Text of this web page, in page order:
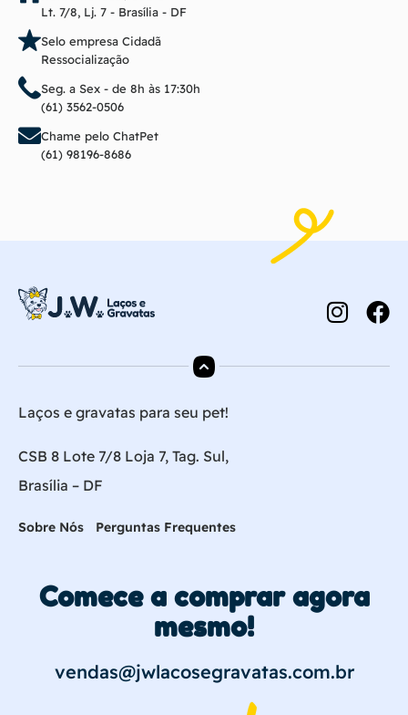
Lt. 7/8, Lj. 7 - Brasília - DF
Selo empresa Cidadã
Ressocialização
Seg. a Sex - de 8h às 17:30h
(61) 3562-0506
Chame pelo ChatPet
(61) 98196-8686
Laços e gravatas para seu pet!
CSB 8 Lote 7/8 Loja 7, Tag. Sul,
Brasília – DF
Sobre Nós Perguntas Frequentes
Comece a comprar agora
mesmo!
vendas@jwlacosegravatas.com.br